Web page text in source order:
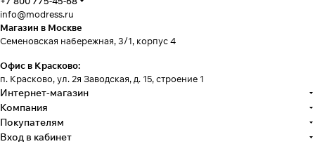
info@modress.ru
Магазин в Москве
Семеновская набережная, 3/1, корпус 4
Офис в Красково:
п. Красково, ул. 2я Заводская, д. 15, строение 1
Интернет-магазин
Компания
Покупателям
Вход в кабинет